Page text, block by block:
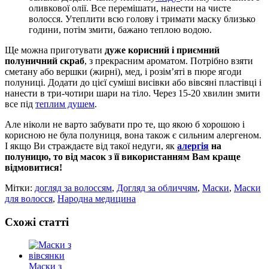
оливкової олії. Все перемішати, нанести на чисте
волосся. Утеплити всю голову і тримати маску близько
години, потім змити, бажано теплою водою.
Ще можна приготувати дуже корисний і приємний
полуничний скраб, з прекрасним ароматом. Потрібно взяти
сметану або вершки (жирні), мед, і розім’яті в пюре ягоди
полуниці. Додати до цієї суміші висівки або вівсяні пластівці і
нанести в три-чотири шари на тіло. Через 15-20 хвилин змити
все під теплим душем.
Але ніколи не варто забувати про те, що якою б хорошою і
корисною не була полуниця, вона також є сильним алергеном.
І якщо Ви страждаєте від такої недуги, як алергія на
полуницю, то від масок з її використанням Вам краще
відмовитися!
Мітки: догляд за волоссям, Догляд за обличчям, Маски, Маски
для волосся, Народна медицина
Схожі статті
Маски з